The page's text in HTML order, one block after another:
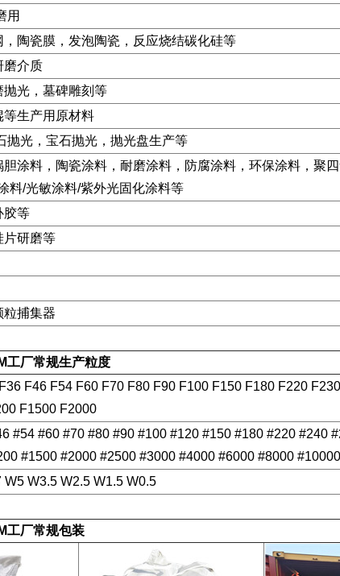
用
陶瓷膜，发泡陶瓷，反应烧结碳化硅等
磨介质
光，墓碑雕刻等
生产用原材料
抛光，宝石抛光，抛光盘生产等
涂料，陶瓷涂料，耐磨涂料，防腐涂料，环保涂料，聚
料/光敏涂料/紫外光固化涂料等
胶等
片研磨等
粒捕集器
工厂常规生产粒度
F46 F54 F60 F70 F80 F90 F100 F150 F180 F220
F1500 F2000
#54 #60 #70 #80 #90 #100 #120 #150 #180 #220 #240
#1500 #2000 #2500 #3000 #4000 #6000 #8000 #10000
W3.5 W2.5 W1.5 W0.5
工厂常规包装